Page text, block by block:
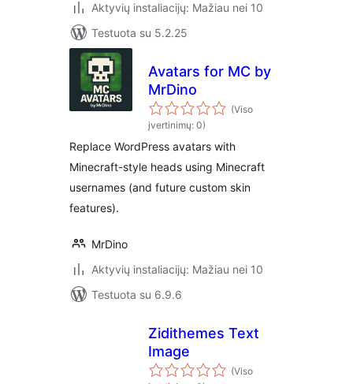
Aktyvių instaliacijų: Mažiau nei 10
Testuota su 5.2.25
Avatars for MC by
MrDino
(Viso
įvertinimų: 0)
Replace WordPress avatars with
Minecraft-style heads using Minecraft
usernames (and future custom skin
features).
MrDino
Aktyvių instaliacijų: Mažiau nei 10
Testuota su 6.9.6
Zidithemes Text
Image
(Viso